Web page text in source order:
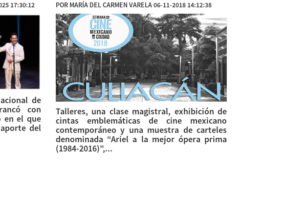
17:30:12
de
con
en el que
del
POR MARÍA DEL CARMEN VARELA 06-11-2018 14:12:38
Talleres, una clase magistral, exhibición de
cintas emblemáticas de cine mexicano
contemporáneo y una muestra de carteles
denominada “Ariel a la mejor ópera prima
(1984-2016)”,...